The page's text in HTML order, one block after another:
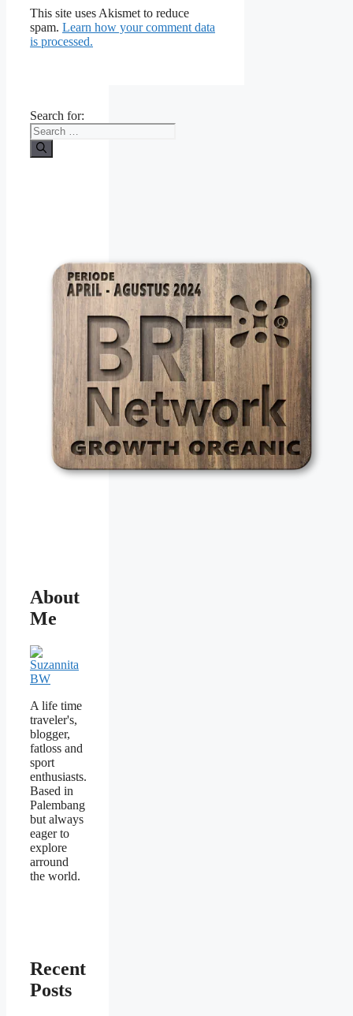
This site uses Akismet to reduce
spam. Learn how your comment data
is processed.
Search for:
About
Me
A life time
traveler's,
blogger,
fatloss and
sport
enthusiasts.
Based in
Palembang
but always
eager to
explore
arround
the world.
Recent
Posts